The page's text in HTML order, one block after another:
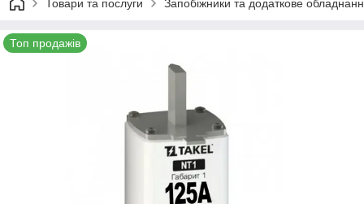
Товари та послуги Запобіжники та додаткове
Топ продажів